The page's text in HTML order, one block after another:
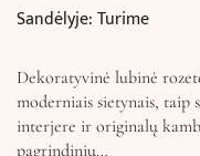
Sandėlyje: Turime
Dekoratyvinė lubinė
moderniais sietynais, taip
interjere ir originalų
pagrindinių…